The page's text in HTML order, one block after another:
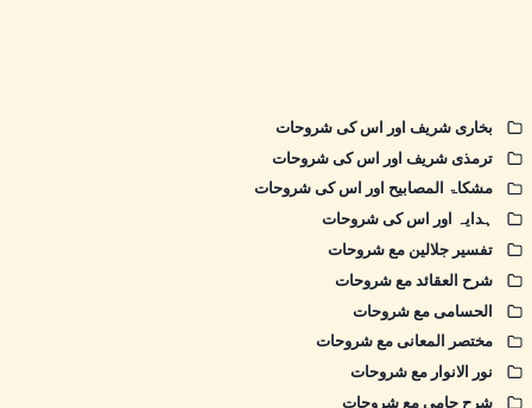
بخاری شریف اور اس کی شروحات
ترمذی شریف اور اس کی شروحات
مشکاۃ المصابیح اور اس کی شروحات
ہدایہ اور اس کی شروحات
تفسیر جلالین مع شروحات
شرح العقائد مع شروحات
الحسامی مع شروحات
مختصر المعانی مع شروحات
نور الانوار مع شروحات
شرح جامی مع شروحات